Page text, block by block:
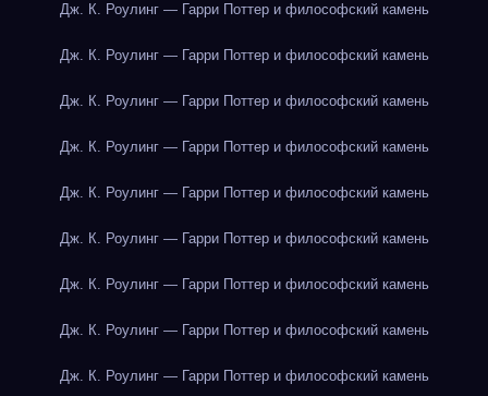
Дж. К. Роулинг — Гарри Поттер и философский камень
Дж. К. Роулинг — Гарри Поттер и философский камень
Дж. К. Роулинг — Гарри Поттер и философский камень
Дж. К. Роулинг — Гарри Поттер и философский камень
Дж. К. Роулинг — Гарри Поттер и философский камень
Дж. К. Роулинг — Гарри Поттер и философский камень
Дж. К. Роулинг — Гарри Поттер и философский камень
Дж. К. Роулинг — Гарри Поттер и философский камень
Дж. К. Роулинг — Гарри Поттер и философский камень